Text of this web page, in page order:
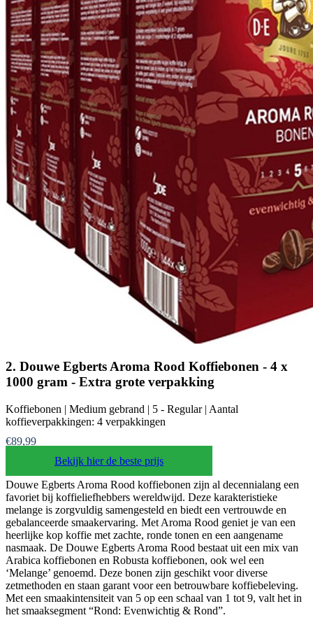
2. Douwe Egberts Aroma Rood Koffiebonen - 4 x
1000 gram - Extra grote verpakking
Koffiebonen | Medium gebrand | 5 - Regular | Aantal
koffieverpakkingen: 4 verpakkingen
€89,99
Bekijk hier de beste prijs
Douwe Egberts Aroma Rood koffiebonen zijn al decennialang een
favoriet bij koffieliefhebbers wereldwijd. Deze karakteristieke
melange is zorgvuldig samengesteld en biedt een vertrouwde en
gebalanceerde smaakervaring. Met Aroma Rood geniet je van een
heerlijke kop koffie met zachte, ronde tonen en een aangename
nasmaak. De Douwe Egberts Aroma Rood bestaat uit een mix van
Arabica koffiebonen en Robusta koffiebonen, ook wel een
‘Melange’ genoemd. Deze bonen zijn geschikt voor diverse
zetmethoden en staan garant voor een betrouwbare koffiebeleving.
Met een smaakintensiteit van 5 op een schaal van 1 tot 9, valt het in
het smaaksegment “Rond: Evenwichtig & Rond”.